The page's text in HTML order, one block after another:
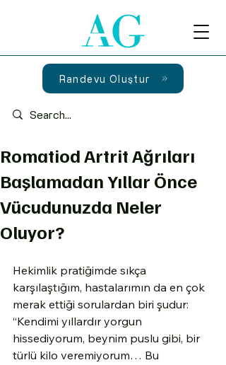
Randevu Oluştur
Romatiod Artrit Ağrıları
Başlamadan Yıllar Önce
Vücudunuzda Neler
Oluyor?
Hekimlik pratiğimde sıkça
karşılaştığım, hastalarımın da en çok
merak ettiği sorulardan biri şudur:
“Kendimi yıllardır yorgun
hissediyorum, beynim puslu gibi, bir
türlü kilo veremiyorum… Bu